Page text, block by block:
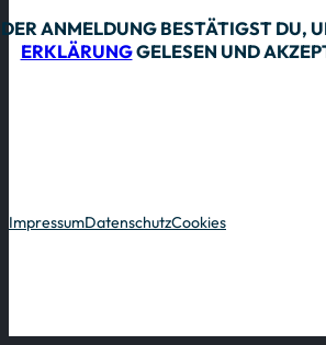
ANMELDUNG BESTÄTIGST DU,
ERKLÄRUNGGELESEN UND
ImpressumDatenschutzCookies